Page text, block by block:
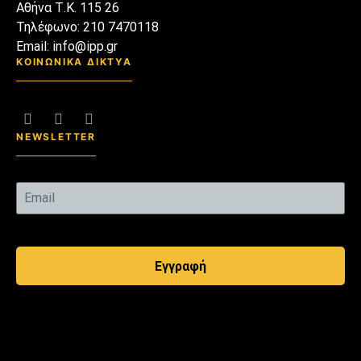
Αθήνα Τ.Κ. 115 26
Τηλέφωνο: 210 7470118
Email: info@ipp.gr
ΚΟΙΝΩΝΙΚΑ ΔΙΚΤΥΑ
NEWSLETTER
Εγγραφή